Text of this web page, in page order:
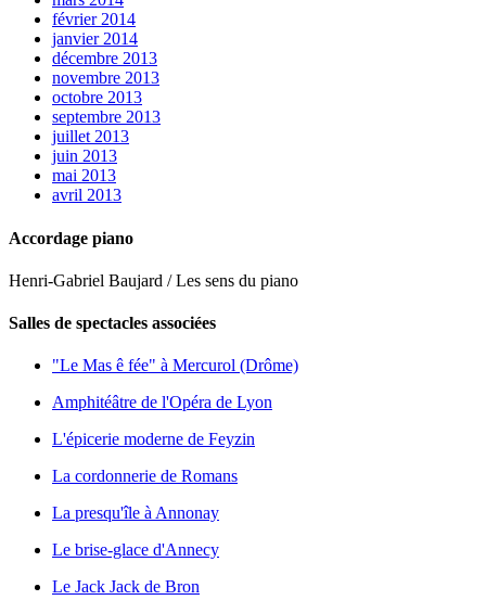
février 2014
janvier 2014
décembre 2013
novembre 2013
octobre 2013
septembre 2013
juillet 2013
juin 2013
mai 2013
avril 2013
Accordage piano
Henri-Gabriel Baujard / Les sens du piano
Salles de spectacles associées
"Le Mas ê fée" à Mercurol (Drôme)
Amphitéâtre de l'Opéra de Lyon
L'épicerie moderne de Feyzin
La cordonnerie de Romans
La presqu'île à Annonay
Le brise-glace d'Annecy
Le Jack Jack de Bron